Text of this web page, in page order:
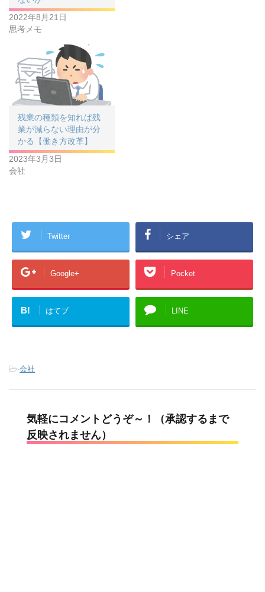
2022年8月21日
思考メモ
残業の種類を知れば残
業が減らない理由が分
かる【働き方改革】
2023年3月3日
会社
Twitter シェア
Google+ Pocket
B! はてブ LINE
-会社
気軽にコメントどうぞ～！（承認するまで
反映されません）